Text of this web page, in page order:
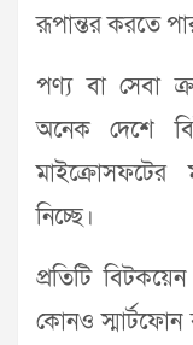
রূপান্তর করতে
পণ্য বা সেবা
অনেক দেশে
মাইক্রোসফটের
নিচ্ছে।
প্রতিটি
কোনও স্মার্টফোন